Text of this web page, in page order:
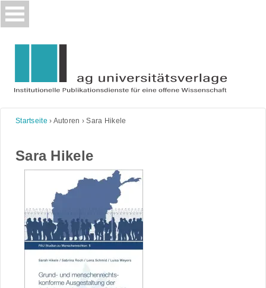
Skip
to
Startseite › Autoren ›Sara Hikele
Sara Hikele